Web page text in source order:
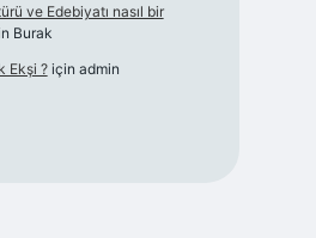
ve Edebiyatı nasıl bir
Burak
Ekşi ?için admin